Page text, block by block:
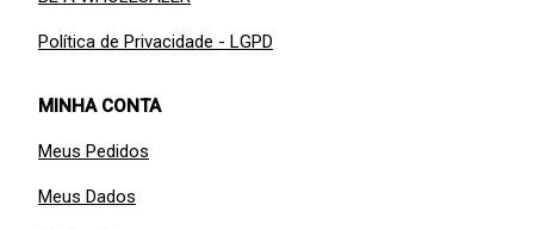
Política de Privacidade - LGPD
MINHA CONTA
Meus Pedidos
Meus Dados